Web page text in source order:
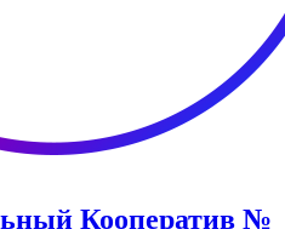
Кооператив №